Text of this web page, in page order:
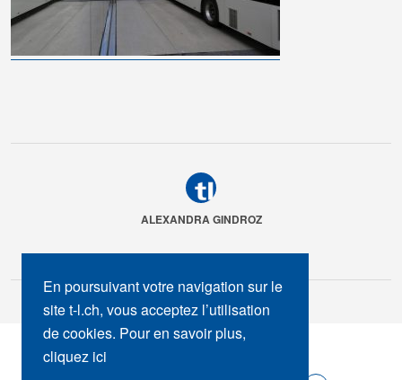
ALEXANDRA GINDROZ
En poursuivant votre navigation sur le
site t-l.ch, vous acceptez l’utilisation
de cookies. Pour en savoir plus,
cliquez ici